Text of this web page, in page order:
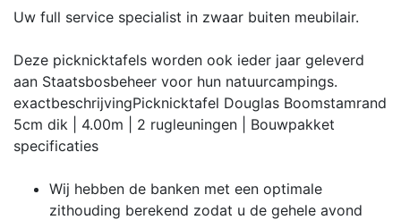
Uw full service specialist in zwaar buiten meubilair.
Deze picknicktafels worden ook ieder jaar geleverd
aan Staatsbosbeheer voor hun natuurcampings.
exactbeschrijvingPicknicktafel Douglas Boomstamrand
5cm dik | 4.00m | 2 rugleuningen | Bouwpakket
specificaties
Wij hebben de banken met een optimale
zithouding berekend zodat u de gehele avond